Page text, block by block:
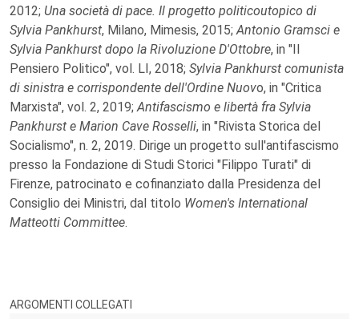
2012; Una società di pace. Il progetto politicoutopico di
Sylvia Pankhurst, Milano, Mimesis, 2015;Antonio Gramsci e
Sylvia Pankhurst dopo la Rivoluzione D'Ottobre, in "Il
Pensiero Politico", vol. LI, 2018; Sylvia Pankhurst comunista
di sinistra e corrispondente dell'Ordine Nuovo, in "Critica
Marxista", vol. 2, 2019;Antifascismo e libertà fra Sylvia
Pankhurst e Marion Cave Rosselli, in "Rivista Storica del
Socialismo", n. 2, 2019. Dirige un progetto sull'antifascismo
presso la Fondazione di Studi Storici "Filippo Turati" di
Firenze, patrocinato e cofinanziato dalla Presidenza del
Consiglio dei Ministri, dal titolo Women's International
Matteotti Committee.
ARGOMENTI COLLEGATI